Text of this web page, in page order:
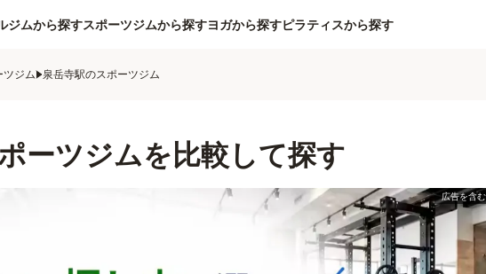
ジムから探すスポーツジムから探すヨガから探すピラティスから探す
ツジム 泉岳寺駅のスポーツジム
ーツジムを比較して探す